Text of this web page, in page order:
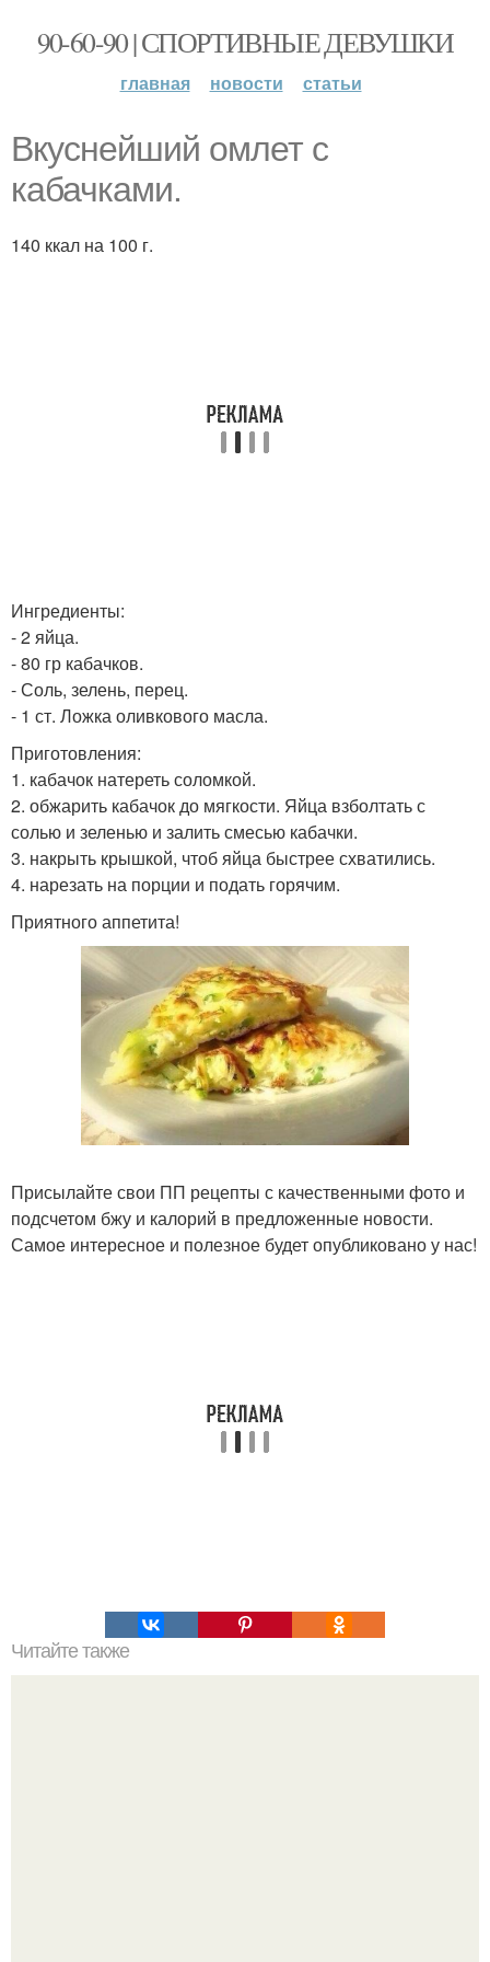
90-60-90 | СПОРТИВНЫЕ ДЕВУШКИ
главная новости статьи
Вкуснейший омлет с
кабачками.
140 ккал на 100 г.
Ингредиенты:
- 2 яйца.
- 80 гр кабачков.
- Соль, зелень, перец.
- 1 ст. Ложка оливкового масла.
Приготовления:
1. кабачок натереть соломкой.
2. обжарить кабачок до мягкости. Яйца взболтать с
солью и зеленью и залить смесью кабачки.
3. накрыть крышкой, чтоб яйца быстрее схватились.
4. нарезать на порции и подать горячим.
Приятного аппетита!
Присылайте свои ПП рецепты с качественными фото и
подсчетом бжу и калорий в предложенные новости.
Самое интересное и полезное будет опубликовано у нас!
Читайте также